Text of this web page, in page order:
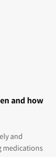
and how
and
medications